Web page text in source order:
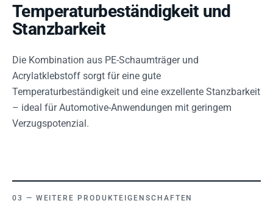
Temperaturbeständigkeit und
Stanzbarkeit
Die Kombination aus PE-Schaumträger und
Acrylatklebstoff sorgt für eine gute
Temperaturbeständigkeit und eine exzellente Stanzbarkeit
– ideal für Automotive-Anwendungen mit geringem
Verzugspotenzial.
WEITERE PRODUKTEIGENSCHAFTEN